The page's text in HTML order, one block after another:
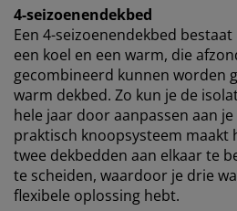
4-seizoenendekbed
Een 4-seizoenendekbed
een koel en een warm, die
gecombineerd kunnen worden
warm dekbed. Zo kun je de
hele jaar door aanpassen aan
praktisch knoopsysteem maakt
twee dekbedden aan elkaar te
te scheiden, waardoor je drie
flexibele oplossing hebt.
Wanneer je marketingcookies
browsergegevens met
Google, Meta en Tiktok) voor
vaste advertenties. Je kunt meer
doeleinden via ''Aanpassen'' en je
moment intrekken door op het
klikken. Door op ''Alles accepteren''
akkoord met alle drie de
onzeverzameling en verwerking
persoonsgegevensen ons